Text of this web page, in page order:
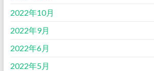
2022年10月
2022年9月
2022年6月
2022年5月